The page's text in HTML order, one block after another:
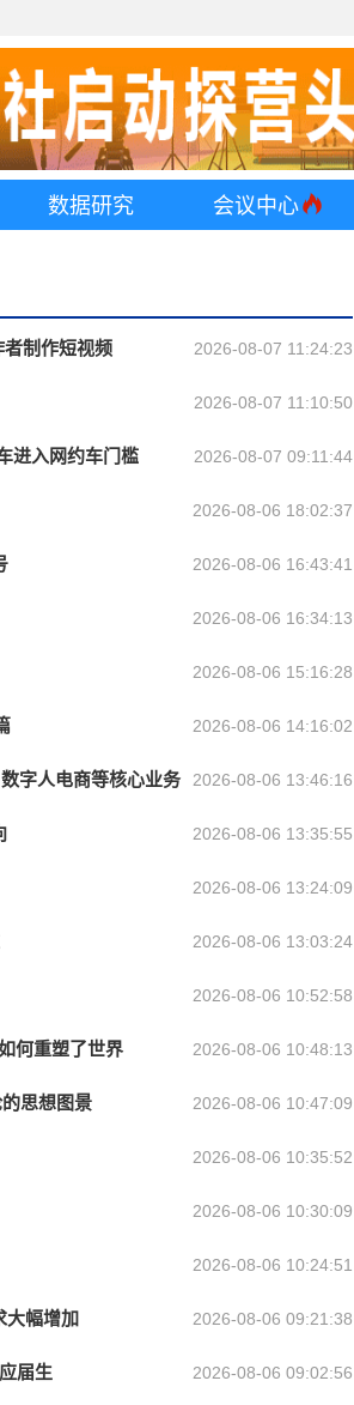
数据研究 会议中心
制作短视频 2026-08-07 11:24:23
2026-08-07 11:10:50
进入网约车门槛 2026-08-07 09:11:44
2026-08-06 18:02:37
2026-08-06 16:43:41
2026-08-06 16:34:13
2026-08-06 15:16:28
2026-08-06 14:16:02
字人电商等核心业务 2026-08-06 13:46:16
2026-08-06 13:35:55
2026-08-06 13:24:09
2026-08-06 13:03:24
2026-08-06 10:52:58
何重塑了世界 2026-08-06 10:48:13
思想图景 2026-08-06 10:47:09
2026-08-06 10:35:52
2026-08-06 10:30:09
2026-08-06 10:24:51
大幅增加 2026-08-06 09:21:38
届生 2026-08-06 09:02:56